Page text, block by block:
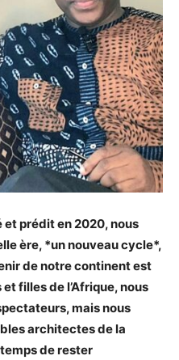
et prédit en 2020, nous
ère, *un nouveau cycle*,
de notre continent est
filles de l’Afrique, nous
mais nous
architectes de la
de rester